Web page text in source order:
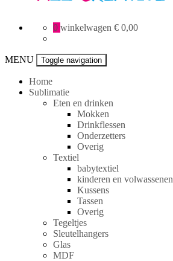
Creative
0 winkelwagen € 0,00
MENU Toggle navigation
Home
Sublimatie
Eten en drinken
Mokken
Drinkflessen
Onderzetters
Overig
Textiel
babytextiel
kinderen en volwassenen
Kussens
Tassen
Overig
Tegeltjes
Sleutelhangers
Glas
MDF